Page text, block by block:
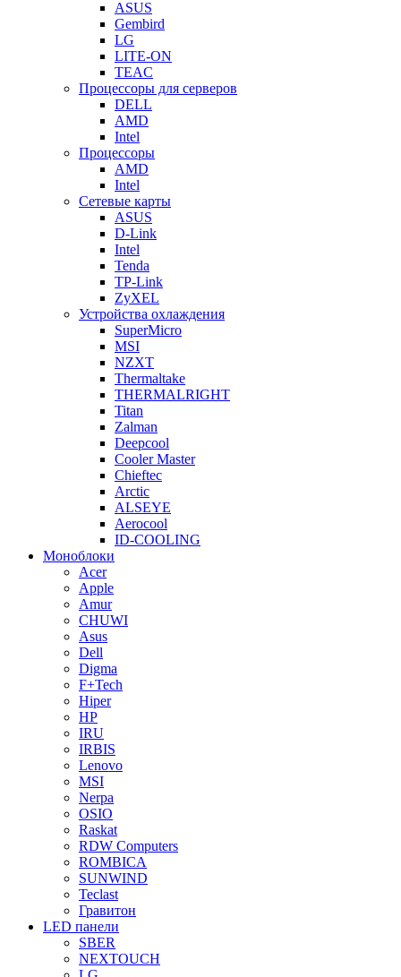
ASUS
Gembird
LG
LITE-ON
TEAC
Процессоры для серверов
DELL
AMD
Intel
Процессоры
AMD
Intel
Сетевые карты
ASUS
D-Link
Intel
Tenda
TP-Link
ZyXEL
Устройства охлаждения
SuperMicro
MSI
NZXT
Thermaltake
THERMALRIGHT
Titan
Zalman
Deepcool
Cooler Master
Chieftec
Arctic
ALSEYE
Aerocool
ID-COOLING
Моноблоки
Acer
Apple
Amur
CHUWI
Asus
Dell
Digma
F+Tech
Hiper
HP
IRU
IRBIS
Lenovo
MSI
Nerpa
OSIO
Raskat
RDW Computers
ROMBICA
SUNWIND
Teclast
Гравитон
LED панели
SBER
NEXTOUCH